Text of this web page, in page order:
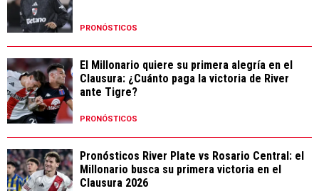
PRONÓSTICOS
El Millonario quiere su primera alegría en el
Clausura: ¿Cuánto paga la victoria de River
ante Tigre?
PRONÓSTICOS
Pronósticos River Plate vs Rosario Central: el
Millonario busca su primera victoria en el
Clausura 2026